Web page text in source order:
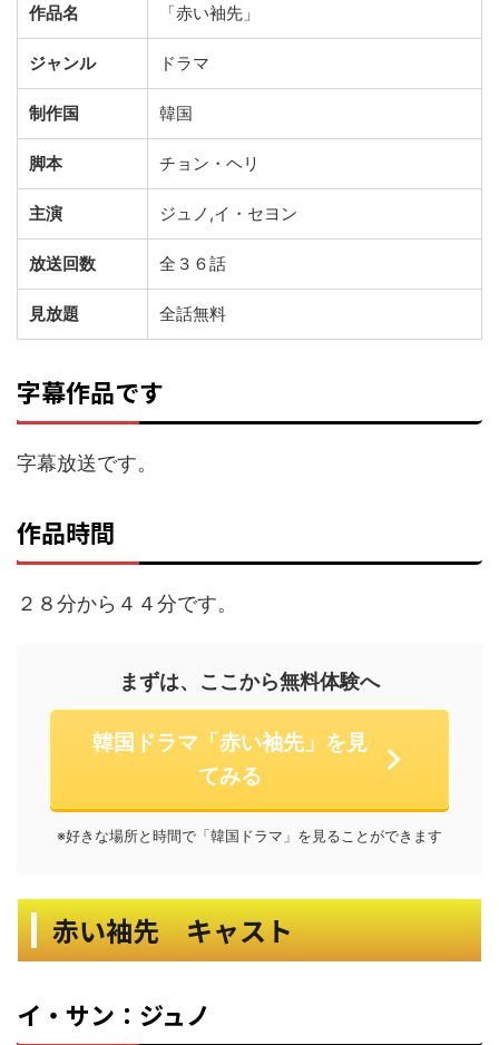
作品名 「赤い袖先」
ジャンル ドラマ
制作国 韓国
脚本 チョン・ヘリ
主演 ジュノ,イ・セヨン
放送回数 全３６話
見放題 全話無料
字幕作品です
字幕放送です。
作品時間
２８分から４４分です。
まずは、ここから無料体験へ
韓国ドラマ「赤い袖先」を見
てみる
※好きな場所と時間で「韓国ドラマ」を見ることができます
赤い袖先 キャスト
イ・サン：ジュノ